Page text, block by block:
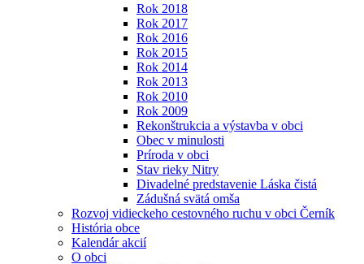
Rok 2018
Rok 2017
Rok 2016
Rok 2015
Rok 2014
Rok 2013
Rok 2010
Rok 2009
Rekonštrukcia a výstavba v obci
Obec v minulosti
Príroda v obci
Stav rieky Nitry
Divadelné predstavenie Láska čistá
Zádušná svätá omša
Rozvoj vidieckeho cestovného ruchu v obci Černík
História obce
Kalendár akcií
O obci